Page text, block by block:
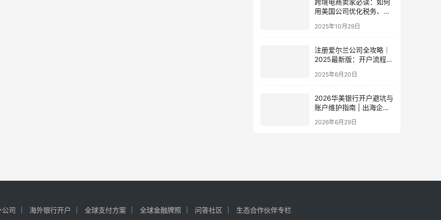
跨境电商卖家必读：如何
用美国公司优化税务、规
2025年10月29日
注册爱尔兰公司全攻略｜
2025最新版：开户流程
2025年6月20日
2026华美银行开户避坑与
账户维护指南 | 出海企业
2026年6月29日
公司 海外银行开户 全球支付方案 全球金融牌照 问答社区 生态合作伙伴专栏